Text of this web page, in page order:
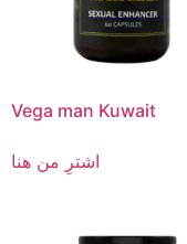
Vega man Kuwait
اشترِ من هنا